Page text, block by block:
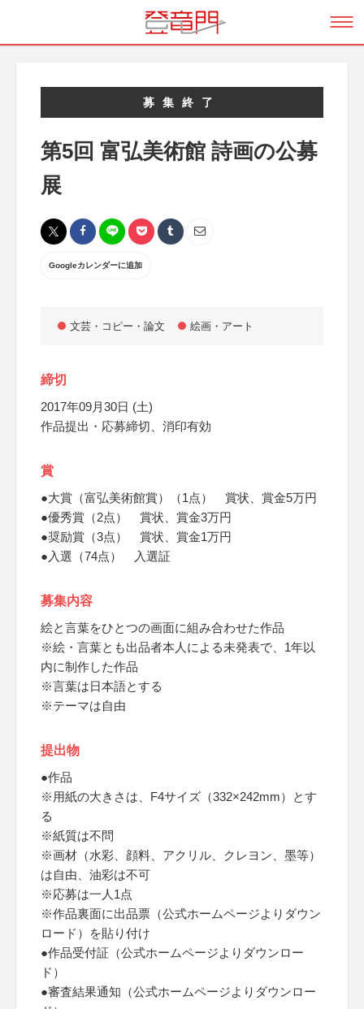
募集終了
第5回 富弘美術館 詩画の公募
展
Googleカレンダーに追加
文芸・コピー・論文 絵画・アート
締切
2017年09月30日 (土)
作品提出・応募締切、消印有効
賞
●大賞（富弘美術館賞）（1点） 賞状、賞金5万円
●優秀賞（2点） 賞状、賞金3万円
●奨励賞（3点） 賞状、賞金1万円
●入選（74点） 入選証
募集内容
絵と言葉をひとつの画面に組み合わせた作品
※絵・言葉とも出品者本人による未発表で、1年以
内に制作した作品
※言葉は日本語とする
※テーマは自由
提出物
●作品
※用紙の大きさは、F4サイズ（332×242mm）とす
る
※紙質は不問
※画材（水彩、顔料、アクリル、クレヨン、墨等）
は自由、油彩は不可
※応募は一人1点
※作品裏面に出品票（公式ホームページよりダウン
ロード）を貼り付け
●作品受付証（公式ホームページよりダウンロー
ド）
●審査結果通知（公式ホームページよりダウンロー